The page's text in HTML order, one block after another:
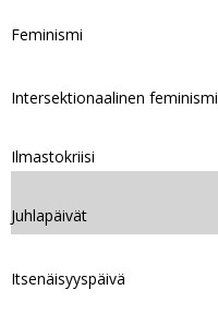
Feminismi
Intersektionaalinen feminismi
Ilmastokriisi
Juhlapäivät
Itsenäisyyspäivä